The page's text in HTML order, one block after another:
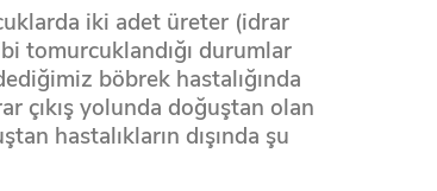
iki adet üreter (idrar
tomurcuklandığı durumlar
böbrek hastalığında
çıkış yolunda doğuştan olan
hastalıkların dışında şu